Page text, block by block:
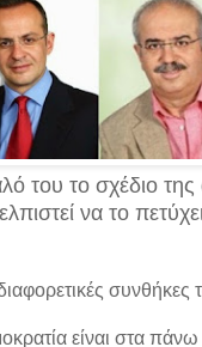
του το σχέδιο
να το
συνθήκες
είναι στα πάνω